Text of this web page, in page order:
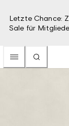
Letzte Chance:
Sale für